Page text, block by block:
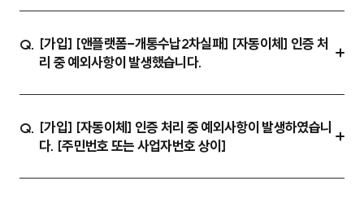
Q. [가입] [앤플랫폼-개통수납2차실패] [자동이체] 인증 처
리 중 예외사항이 발생했습니다.
Q. [가입] [자동이체] 인증 처리 중 예외사항이 발생하였습니
다. [주민번호 또는 사업자번호 상이]